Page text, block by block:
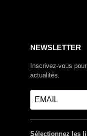
NEWSLETTER
Inscrivez-vous
actualités.
Sélectionnez les